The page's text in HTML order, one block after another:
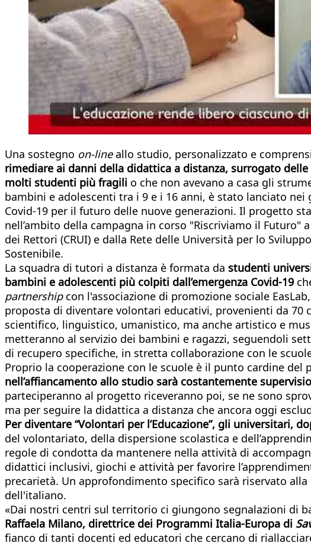
Una sostegno on-lineallo studio, personalizzato e
rimediare ai danni della didattica a distanza, surrogato
molti studenti più fragili o che non avevano a casa gli
bambini e adolescenti tra i 9 e i 16 anni, è stato lanciato nei
Covid-19 per il futuro delle nuove generazioni. Il progetto
nell’ambito della campagna in corso "Riscriviamo il
dei Rettori (CRUI) e dalla Rete delle Università per lo
Sostenibile.
La squadra di tutori a distanza è formata da studenti
bambini e adolescenti più colpiti dall’emergenza Covid-19
partnership con l'associazione di promozione sociale
proposta di diventare volontari educativi, provenienti da 70
scientifico, linguistico, umanistico, ma anche artistico e
metteranno al servizio dei bambini e ragazzi, seguendoli
di recupero specifiche, in stretta collaborazione con le
Proprio la cooperazione con le scuole è il punto cardine del
nell’affiancamento allo studio sarà costantemente
parteciperanno al progetto riceveranno poi, se ne sono
ma per seguire la didattica a distanza che ancora oggi
Per diventare “Volontari per l’Educazione”, gli universitari,
del volontariato, della dispersione scolastica e
regole di condotta da mantenere nella attività di
didattici inclusivi, giochi e attività per favorire
precarietà. Un approfondimento specifico sarà riservato
dell'italiano.
«Dai nostri centri sul territorio ci giungono segnalazioni di
Raffaela Milano, direttrice dei Programmi Italia-Europa di
fianco di tanti docenti ed educatori che cercano di